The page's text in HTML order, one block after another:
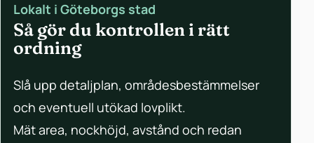
Lokalt i Göteborgs stad
Så gör du kontrollen i rätt
ordning
Slå upp detaljplan, områdesbestämmelser
och eventuell utökad lovplikt.
Mät area, nockhöjd, avstånd och redan